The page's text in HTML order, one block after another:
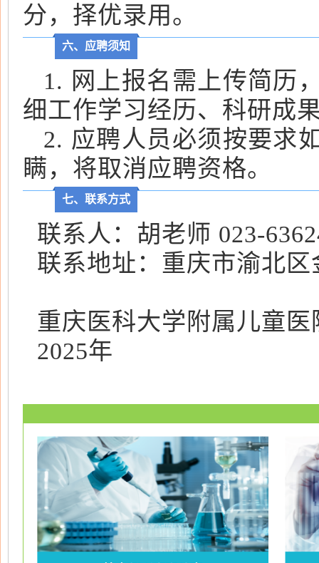
分，择优录用。
六、应聘须知
1. 网上报名需上传简历
细工作学习经历、科研成
2. 应聘人员必须按要求
瞒，将取消应聘资格。
七、联系方式
联系人：胡老师 023-
联系地址：重庆市渝北区
重庆医科大学附属儿童医
2025年